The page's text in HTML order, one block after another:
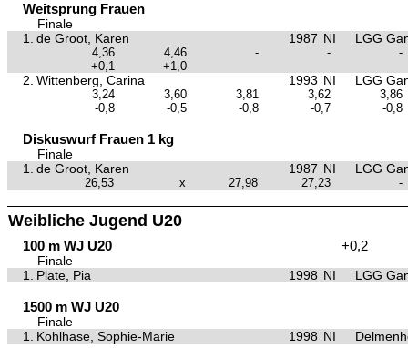
Weitsprung Frauen
Finale
1.
de Groot, Karen 1987 NI LGG
4,36 4,46 - -
-
+0,1
+1,0
2. Wittenberg, Carina 1993 NI LGG
3,24 3,60 3,81 3,62
3,86
-0,8
-0,5 -0,8 -0,7 -0,8
Diskuswurf Frauen 1 kg
Finale
1.
de Groot, Karen 1987 NI LGG
26,53 x 27,98 27,23 -
Weibliche Jugend U20
100 m WJ U20 +0,2
Finale
1.
Plate, Pia 1998 NI LGG
1500 m WJ U20
Finale
1.
Kohlhase, Sophie-Marie 1998 NI